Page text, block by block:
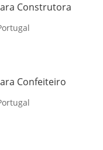
Construtora
Confeiteiro